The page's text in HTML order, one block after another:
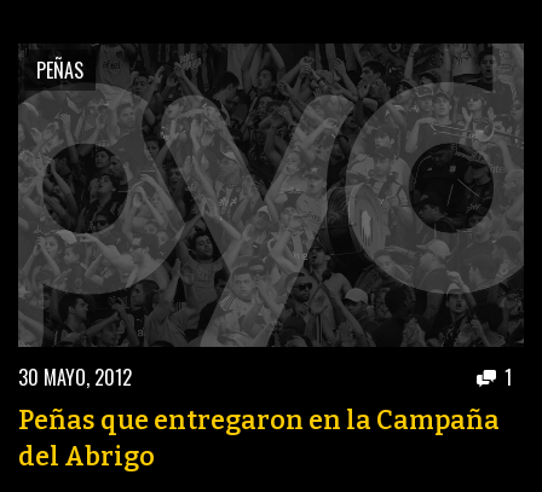
PEÑAS
30 MAYO, 2012 1
Peñas que entregaron en la Campaña
del Abrigo